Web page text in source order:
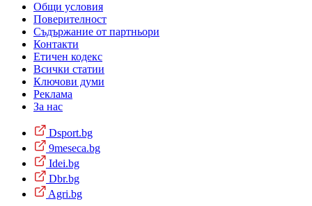
Общи условия
Поверителност
Съдържание от партньори
Контакти
Етичен кодекс
Всички статии
Ключови думи
Реклама
За нас
Dsport.bg
9meseca.bg
Idei.bg
Dbr.bg
Agri.bg